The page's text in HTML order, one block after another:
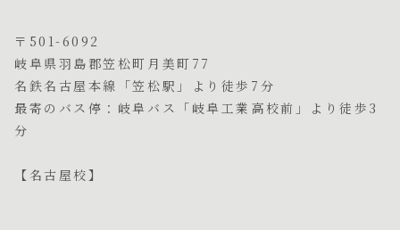
〒501-6092
岐阜県羽島郡笠松町月美町77
名鉄名古屋本線「笠松駅」より徒歩7分
最寄のバス停：岐阜バス「岐阜工業高校前」より徒歩3
分
【名古屋校】